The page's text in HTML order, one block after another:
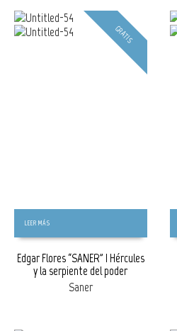
GRATIS
LEER MÁS
Edgar Flores “SANER” | Hércules
y la serpiente del poder
Saner